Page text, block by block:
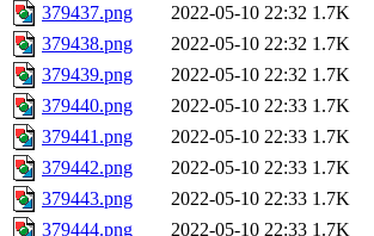
379437.png
2022-05-10 22:32 1.7K
379438.png
2022-05-10 22:32 1.7K
379439.png
2022-05-10 22:32 1.7K
379440.png
2022-05-10 22:33 1.7K
379441.png
2022-05-10 22:33 1.7K
379442.png
2022-05-10 22:33 1.7K
379443.png
2022-05-10 22:33 1.7K
379444.png
2022-05-10 22:33 1.7K